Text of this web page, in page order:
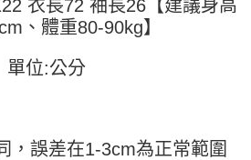
公司提供之「AFTEE先享後付」服務完成之交
提供個人資料，並將交易相關給付款項請求債
請瀏覽以下網址：
時，將依據個別帳號之用戶狀況，依本公司即
以上)免運費
衣長72 袖長26【建議身高
、體重80-90kg】
單位:公分
，誤差在1-3cm為正常範圍